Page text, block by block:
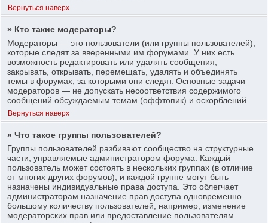
Вернуться наверх
» Кто такие модераторы?
Модераторы — это пользователи (или группы пользователей),
которые следят за вверенными им форумами. У них есть
возможность редактировать или удалять сообщения,
закрывать, открывать, перемещать, удалять и объединять
темы в форумах, за которыми они следят. Основные задачи
модераторов — не допускать несоответствия содержимого
сообщений обсуждаемым темам (оффтопик) и оскорблений.
Вернуться наверх
» Что такое группы пользователей?
Группы пользователей разбивают сообщество на структурные
части, управляемые администратором форума. Каждый
пользователь может состоять в нескольких группах (в отличие
от многих других форумов), и каждой группе могут быть
назначены индивидуальные права доступа. Это облегчает
администраторам назначение прав доступа одновременно
большому количеству пользователей, например, изменение
модераторских прав или предоставление пользователям